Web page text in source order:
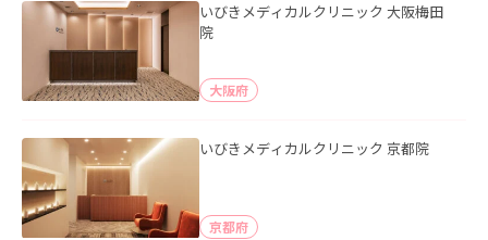
いびきメディカルクリニック 大阪梅田
院
大阪府
いびきメディカルクリニック 京都院
京都府